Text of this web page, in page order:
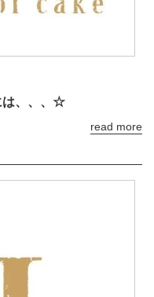
は、、、☆
read more